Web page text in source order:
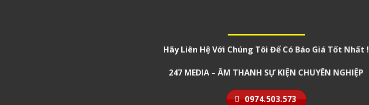
Hãy Liên Hệ Với Chúng Tôi Để Có Báo Giá Tốt Nhất !
247 MEDIA – ÂM THANH SỰ KIỆN CHUYÊN NGHIỆP
0974.503.573